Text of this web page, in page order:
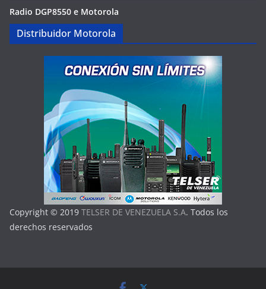
Radio DGP8550 e Motorola
Distribuidor Motorola
Copyright © 2019 TELSER DE VENEZUELA S.A. Todos los
derechos reservados